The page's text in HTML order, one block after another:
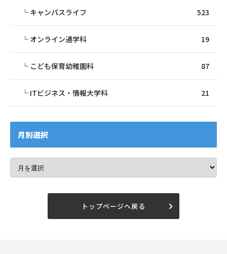
キャンパスライフ 523
オンライン通学科 19
こども保育幼稚園科 87
ITビジネス・情報大学科 21
月別選択
トップページへ戻る